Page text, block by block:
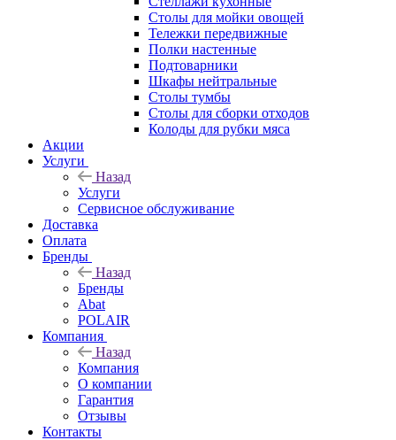
Столы для мойки овощей
Тележки передвижные
Полки настенные
Подтоварники
Шкафы нейтральные
Столы тумбы
Столы для сборки отходов
Колоды для рубки мяса
Акции
Услуги
Назад
Услуги
Сервисное обслуживание
Доставка
Оплата
Бренды
Назад
Бренды
Abat
POLAIR
Компания
Назад
Компания
О компании
Гарантия
Отзывы
Контакты